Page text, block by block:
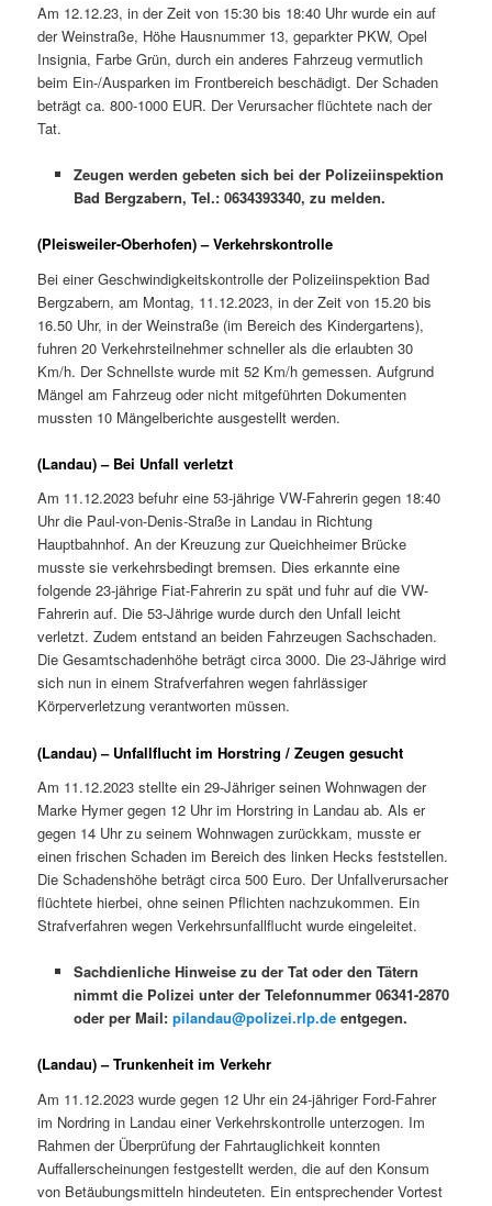
Am 12.12.23, in der Zeit von 15:30 bis 18:40 Uhr wurde ein auf
der Weinstraße, Höhe Hausnummer 13, geparkter PKW, Opel
Insignia, Farbe Grün, durch ein anderes Fahrzeug vermutlich
beim Ein-/Ausparken im Frontbereich beschädigt. Der Schaden
beträgt ca. 800-1000 EUR. Der Verursacher flüchtete nach der
Tat.
Zeugen werden gebeten sich bei der Polizeiinspektion
Bad Bergzabern, Tel.: 0634393340, zu melden.
(Pleisweiler-Oberhofen) – Verkehrskontrolle
Bei einer Geschwindigkeitskontrolle der Polizeiinspektion Bad
Bergzabern, am Montag, 11.12.2023, in der Zeit von 15.20 bis
16.50 Uhr, in der Weinstraße (im Bereich des Kindergartens),
fuhren 20 Verkehrsteilnehmer schneller als die erlaubten 30
Km/h. Der Schnellste wurde mit 52 Km/h gemessen. Aufgrund
Mängel am Fahrzeug oder nicht mitgeführten Dokumenten
mussten 10 Mängelberichte ausgestellt werden.
(Landau) – Bei Unfall verletzt
Am 11.12.2023 befuhr eine 53-jährige VW-Fahrerin gegen 18:40
Uhr die Paul-von-Denis-Straße in Landau in Richtung
Hauptbahnhof. An der Kreuzung zur Queichheimer Brücke
musste sie verkehrsbedingt bremsen. Dies erkannte eine
folgende 23-jährige Fiat-Fahrerin zu spät und fuhr auf die VW-
Fahrerin auf. Die 53-Jährige wurde durch den Unfall leicht
verletzt. Zudem entstand an beiden Fahrzeugen Sachschaden.
Die Gesamtschadenhöhe beträgt circa 3000. Die 23-Jährige wird
sich nun in einem Strafverfahren wegen fahrlässiger
Körperverletzung verantworten müssen.
(Landau) – Unfallflucht im Horstring / Zeugen gesucht
Am 11.12.2023 stellte ein 29-Jähriger seinen Wohnwagen der
Marke Hymer gegen 12 Uhr im Horstring in Landau ab. Als er
gegen 14 Uhr zu seinem Wohnwagen zurückkam, musste er
einen frischen Schaden im Bereich des linken Hecks feststellen.
Die Schadenshöhe beträgt circa 500 Euro. Der Unfallverursacher
flüchtete hierbei, ohne seinen Pflichten nachzukommen. Ein
Strafverfahren wegen Verkehrsunfallflucht wurde eingeleitet.
Sachdienliche Hinweise zu der Tat oder den Tätern
nimmt die Polizei unter der Telefonnummer 06341-2870
oder per Mail: pilandau@polizei.rlp.deentgegen.
(Landau) – Trunkenheit im Verkehr
Am 11.12.2023 wurde gegen 12 Uhr ein 24-jähriger Ford-Fahrer
im Nordring in Landau einer Verkehrskontrolle unterzogen. Im
Rahmen der Überprüfung der Fahrtauglichkeit konnten
Auffallerscheinungen festgestellt werden, die auf den Konsum
von Betäubungsmitteln hindeuteten. Ein entsprechender Vortest